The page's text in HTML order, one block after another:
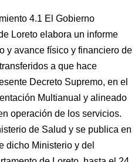
4.1 El Gobierno
Loreto elabora un informe
y avance físico y financiero de
a que hace
Decreto Supremo, en el
Multianual y alineado
operación de los servicios.
de Salud y se publica en
dicho Ministerio y del